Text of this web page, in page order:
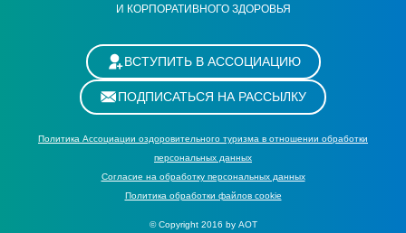
И КОРПОРАТИВНОГО ЗДОРОВЬЯ
ВСТУПИТЬ В АССОЦИАЦИЮ
ПОДПИСАТЬСЯ НА РАССЫЛКУ
Политика Ассоциации оздоровительного туризма в отношении обработки
персональных данных
Cогласие на обработку персональных данных
Политика обработки файлов cookie
© Copyright 2016 by АОТ